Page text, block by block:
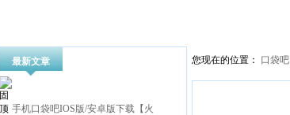
最新文章
手机口袋吧IOS版/安卓版下载【火
您现在的位置： 口袋吧